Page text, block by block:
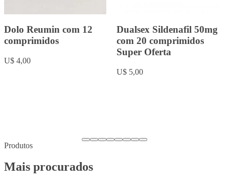
Rowachol com 50
cápsulas.
U$ 9,00
Fluoxetina 20mg com 20
comprimidos
Produtos
Mais procurados